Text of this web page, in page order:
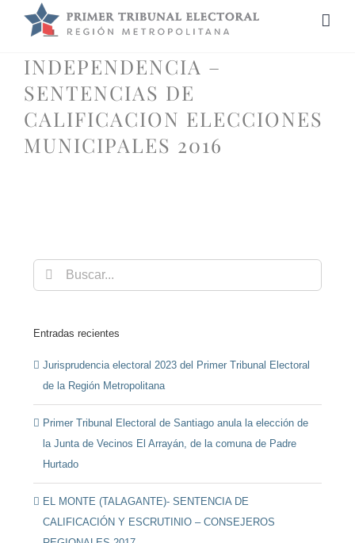
INDEPENDENCIA –
SENTENCIAS DE
CALIFICACION ELECCIONES
MUNICIPALES 2016
Buscar:
Entradas recientes
Jurisprudencia electoral 2023 del Primer Tribunal Electoral
de la Región Metropolitana
Primer Tribunal Electoral de Santiago anula la elección de
la Junta de Vecinos El Arrayán, de la comuna de Padre
Hurtado
EL MONTE (TALAGANTE)- SENTENCIA DE
CALIFICACIÓN Y ESCRUTINIO – CONSEJEROS